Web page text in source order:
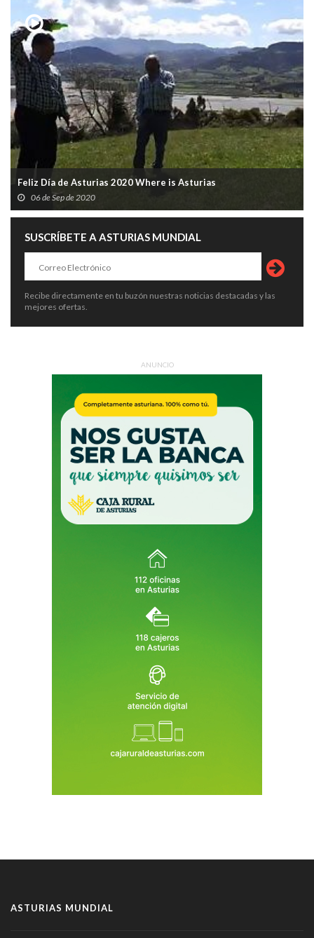
Feliz Día de Asturias 2020 Where is Asturias
06 de Sep de 2020
SUSCRÍBETE A ASTURIAS MUNDIAL
Recibe directamente en tu buzón nuestras noticias destacadas y las
mejores ofertas.
ANUNCIO
ASTURIAS MUNDIAL